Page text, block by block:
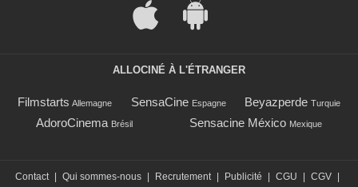
ALLOCINÉ À L'ÉTRANGER
Filmstarts Allemagne SensaCine Espagne Beyazperde Turquie
AdoroCinema Brésil Sensacine México Mexique
Contact Qui sommes-nous Recrutement Publicité CGU CGV